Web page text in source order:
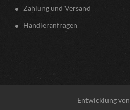
Zahlung und Versand
Händleranfragen
Entwicklung von